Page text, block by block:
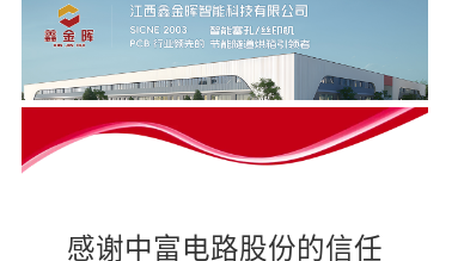
感谢中富电路股份的信任